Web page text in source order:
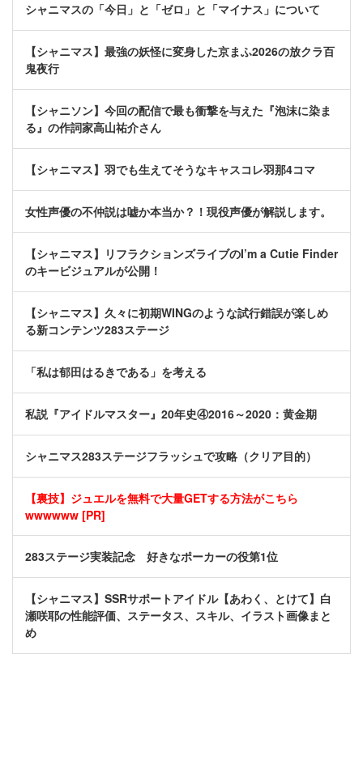
シャニマスの「今日」と「ゼロ」と「マイナス」について
【シャニマス】最強の妖怪に変身した京まふ2026の放クラ百
鬼夜行
【シャニソン】今回の配信で最も衝撃を与えた『泡沫に染ま
る』の作詞家高山祐介さん
【シャニマス】羽でも生えてそうなキャスコレ羽那4コマ
女性声優の不仲説は嘘か本当か？！現役声優が解説します。
【シャニマス】リフラクションズライブのI’m a Cutie Finder
のキービジュアルが公開！
【シャニマス】久々に初期WINGのような試行錯誤が楽しめ
る新コンテンツ283ステージ
「私は郁田はるきである」を考える
私説『アイドルマスター』20年史④2016～2020：黄金期
シャニマス283ステージフラッシュで攻略（クリア目的）
【裏技】ジュエルを無料で大量GETする方法がこちら
wwwwww [PR]
283ステージ実装記念 好きなポーカーの役第1位
【シャニマス】SSRサポートアイドル【あわく、とけて】白
瀬咲耶の性能評価、ステータス、スキル、イラスト画像まと
め